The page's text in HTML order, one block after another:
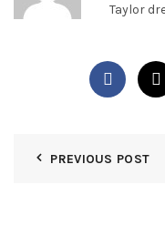
Taylor
PREVIOUS POST